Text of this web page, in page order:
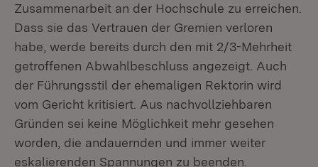
Zusammenarbeit an der Hochschule zu erreichen.
Dass sie das Vertrauen der Gremien verloren
habe, werde bereits durch den mit 2/3-Mehrheit
getroffenen Abwahlbeschluss angezeigt. Auch
der Führungsstil der ehemaligen Rektorin wird
vom Gericht kritisiert. Aus nachvollziehbaren
Gründen sei keine Möglichkeit mehr gesehen
worden, die andauernden und immer weiter
eskalierenden Spannungen zu beenden.